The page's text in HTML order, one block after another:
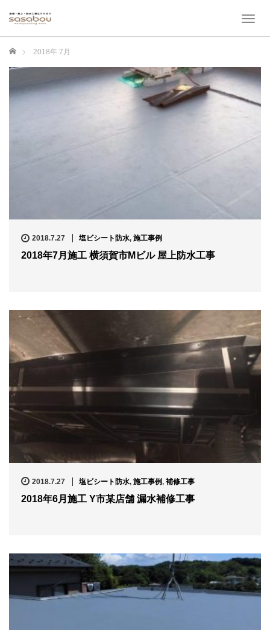
T
l
e
a
v
g
ホーム 2018年 7月
2018.7.27 塩ビシート防水, 施工事例
2018年7月施工 横須賀市Mビル 屋上防水工事
2018.7.27 塩ビシート防水, 施工事例, 補修工事
2018年6月施工 Y市某店舗 漏水補修工事